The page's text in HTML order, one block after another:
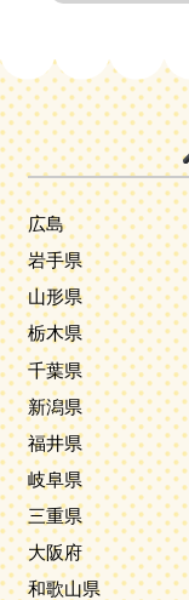
広島
岩手県
山形県
栃木県
千葉県
新潟県
福井県
岐阜県
三重県
大阪府
和歌山県